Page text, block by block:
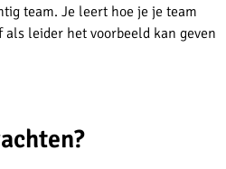
team. Je leert hoe je je team
leider het voorbeeld kan geven